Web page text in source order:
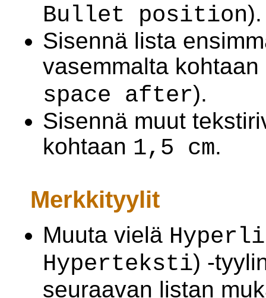
Bullet position).
Sisennä lista
vasemmalta kohtaan
space after).
Sisennä muut
kohtaan 1,5 cm.
Merkkityylit
Muuta vielä
Hyperteksti) -
seuraavan listan